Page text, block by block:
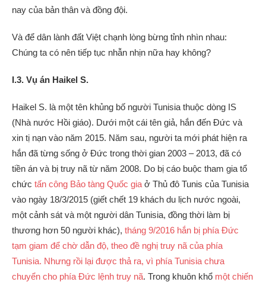
nay của bản thân và đồng đội.
Và để dân lành đất Việt chạnh lòng bừng tỉnh nhìn nhau:
Chúng ta có nên tiếp tục nhẫn nhịn nữa hay không?
I.3. Vụ án Haikel S.
Haikel S. là một tên khủng bố người Tunisia thuộc dòng IS
(Nhà nước Hồi giáo). Dưới một cái tên giả, hắn đến Đức và
xin tị nạn vào năm 2015. Năm sau, người ta mới phát hiện ra
hắn đã từng sống ở Đức trong thời gian 2003 – 2013, đã có
tiền án và bị truy nã từ năm 2008. Do bị cáo buộc tham gia tổ
chức tấn công Bảo tàng Quốc gia ở Thủ đô Tunis của Tunisia
vào ngày 18/3/2015 (giết chết 19 khách du lịch nước ngoài,
một cảnh sát và một người dân Tunisia, đồng thời làm bị
thương hơn 50 người khác), tháng 9/2016 hắn bị phía Đức
tạm giam để chờ dẫn độ, theo đề nghị truy nã của phía
Tunisia. Nhưng rồi lại được thả ra, vì phía Tunisia chưa
chuyển cho phía Đức lệnh truy nã. Trong khuôn khổ một chiến